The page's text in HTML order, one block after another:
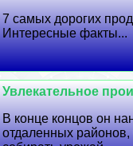
7 самых дорогих
Интересные факты...
Увлекательное
В конце концов он
отдаленных